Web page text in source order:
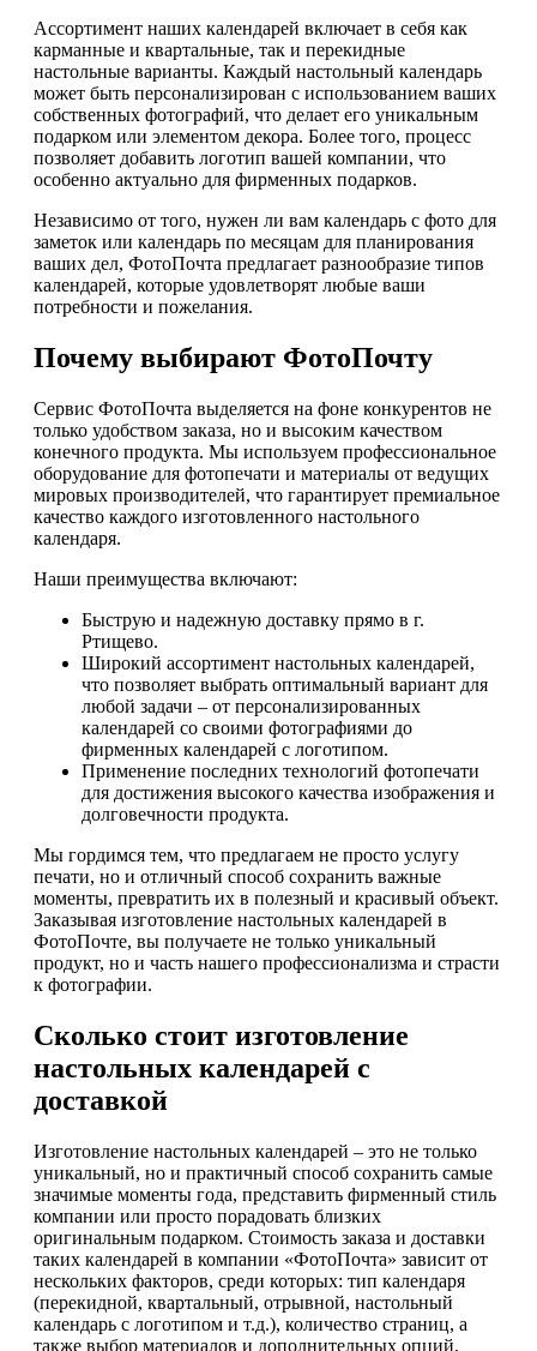
Ассортимент наших календарей включает в себя как
карманные и квартальные, так и перекидные
настольные варианты. Каждый настольный календарь
может быть персонализирован с использованием ваших
собственных фотографий, что делает его уникальным
подарком или элементом декора. Более того, процесс
позволяет добавить логотип вашей компании, что
особенно актуально для фирменных подарков.
Независимо от того, нужен ли вам календарь с фото для
заметок или календарь по месяцам для планирования
ваших дел, ФотоПочта предлагает разнообразие типов
календарей, которые удовлетворят любые ваши
потребности и пожелания.
Почему выбирают ФотоПочту
Сервис ФотоПочта выделяется на фоне конкурентов не
только удобством заказа, но и высоким качеством
конечного продукта. Мы используем профессиональное
оборудование для фотопечати и материалы от ведущих
мировых производителей, что гарантирует премиальное
качество каждого изготовленного настольного
календаря.
Наши преимущества включают:
Быструю и надежную доставку прямо в г.
Ртищево.
Широкий ассортимент настольных календарей,
что позволяет выбрать оптимальный вариант для
любой задачи – от персонализированных
календарей со своими фотографиями до
фирменных календарей с логотипом.
Применение последних технологий фотопечати
для достижения высокого качества изображения и
долговечности продукта.
Мы гордимся тем, что предлагаем не просто услугу
печати, но и отличный способ сохранить важные
моменты, превратить их в полезный и красивый объект.
Заказывая изготовление настольных календарей в
ФотоПочте, вы получаете не только уникальный
продукт, но и часть нашего профессионализма и страсти
к фотографии.
Сколько стоит изготовление
настольных календарей с
доставкой
Изготовление настольных календарей – это не только
уникальный, но и практичный способ сохранить самые
значимые моменты года, представить фирменный стиль
компании или просто порадовать близких
оригинальным подарком. Стоимость заказа и доставки
таких календарей в компании «ФотоПочта» зависит от
нескольких факторов, среди которых: тип календаря
(перекидной, квартальный, отрывной, настольный
календарь с логотипом и т.д.), количество страниц, а
также выбор материалов и дополнительных опций,